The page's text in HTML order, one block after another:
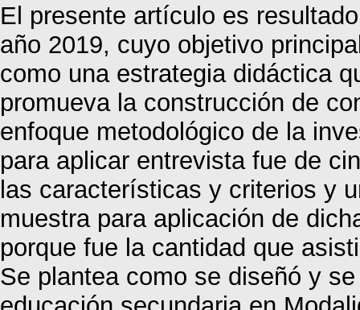
El presente artículo es
año 2019, cuyo objetivo
como una estrategia didáctica
promueva la construcción de
enfoque metodológico de la
para aplicar entrevista fue de
las características y criterios y
muestra para aplicación de
porque fue la cantidad que
Se plantea como se diseñó y